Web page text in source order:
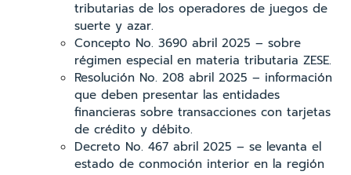
tributarias de los operadores de juegos de
suerte y azar.
Concepto No. 3690 abril 2025 – sobre
régimen especial en materia tributaria ZESE.
Resolución No. 208 abril 2025 – información
que deben presentar las entidades
financieras sobre transacciones con tarjetas
de crédito y débito.
Decreto No. 467 abril 2025 – se levanta el
estado de conmoción interior en la región